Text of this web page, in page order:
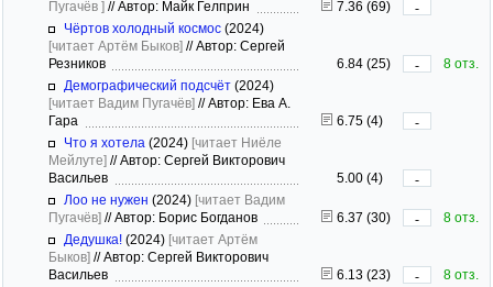
Пугачёв ] //Автор: Майк Гелприн 7.36 (69)
-
Чёртов холодный космос (2024)
[читает Артём Быков] //Автор: Сергей
Резников
6.84 (25) -
8 отз.
Демографический подсчёт (2024)
[читает Вадим Пугачёв] //Автор: Ева А.
Гара
6.75 (4)
-
Что я хотела (2024) [читает Ниёле
Мейлуте] //Автор: Сергей Викторович
Васильев
5.00 (4)
-
Лоо не нужен (2024) [читает Вадим
Пугачёв] //Автор: Борис Богданов 6.37 (30) -
8 отз.
Дедушка! (2024) [читает Артём
Быков] //Автор: Сергей Викторович
Васильев
6.13 (23) -
8 отз.